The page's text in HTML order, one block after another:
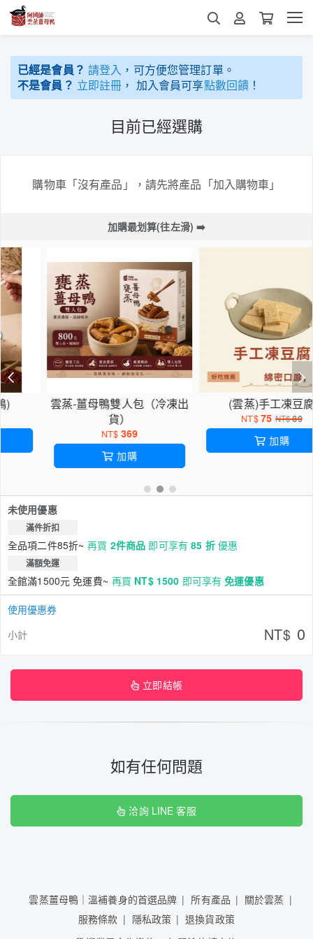
已經是會員？ 請登入 ，可方便您管理訂單。
不是會員？ 立即註冊 ， 加入會員可享點數回饋！
目前已經選購
購物車「沒有產品」，請先將產品「加入購物車」
加購最划算(往左滑) ➡️
冷凍出 (雲蒸)手工凍豆腐
NT$ 75
加購
(雲蒸)手工鴨
NT$ 80 NT$
加購
未使用優惠
滿件折扣
全品項二件85折~ 再買 2件商品 即可享有85 折優惠
滿額免運
全館滿1500元 免運費~ 再買 NT$ 1500 即可享有免運優惠
使用優惠券
小計
NT$ 0
立即結帳
如有任何問題
洽詢 LINE 客服
雲蒸薑母鴨｜溫補養身的首選品牌 所有產品
關於雲蒸
服務條款
隱私政策
退換貨政策